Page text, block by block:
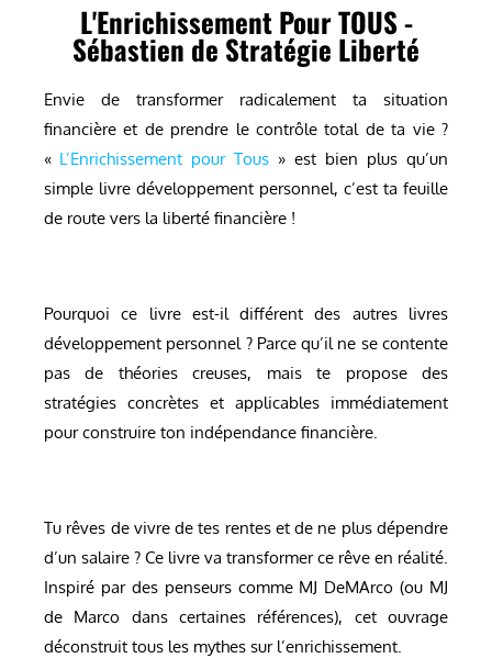
L'Enrichissement Pour TOUS -
Sébastien de Stratégie Liberté
Envie de transformer radicalement ta situation
financière et de prendre le contrôle total de ta vie ?
« L’Enrichissement pour Tous » est bien plus qu’un
simple livre développement personnel, c’est ta feuille
de route vers la liberté financière !
Pourquoi ce livre est-il différent des autres livres
développement personnel ? Parce qu’il ne se contente
pas de théories creuses, mais te propose des
stratégies concrètes et applicables immédiatement
pour construire ton indépendance financière.
Tu rêves de vivre de tes rentes et de ne plus dépendre
d’un salaire ? Ce livre va transformer ce rêve en réalité.
Inspiré par des penseurs comme MJ DeMArco (ou MJ
de Marco dans certaines références), cet ouvrage
déconstruit tous les mythes sur l’enrichissement.